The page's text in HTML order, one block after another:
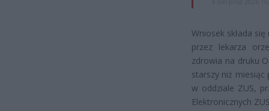
Wniosek składa
przez lekarza
zdrowia na druku
starszy niż miesiąc
w oddziale ZUS,
Elektronicznych